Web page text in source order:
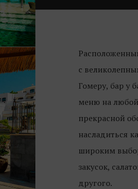
с
Гомеру, бар у
меню на любой
прекрасной
насладиться
широким
закусок,
другого.